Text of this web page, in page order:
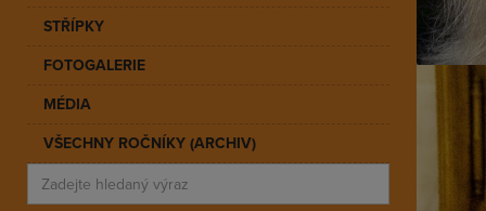
STŘÍPKY
FOTOGALERIE
MÉDIA
VŠECHNY ROČNÍKY (ARCHIV)